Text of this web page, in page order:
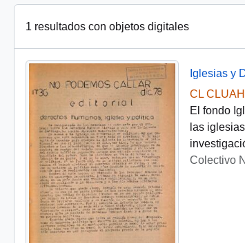
1 resultados con objetos digitales
Iglesias y
CL
El fondo
las
Colectivo